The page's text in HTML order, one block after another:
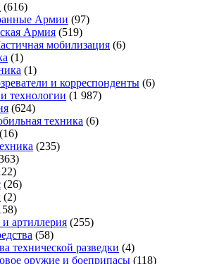
(616)
Армии (97)
Армия (519)
мобилизация (6)
(1)
(1)
и корреспонденты (6)
технологии (1 987)
(624)
техника (6)
(16)
(235)
(26)
(2)
артиллерия (255)
(58)
технической разведки (4)
оружие и боеприпасы (118)